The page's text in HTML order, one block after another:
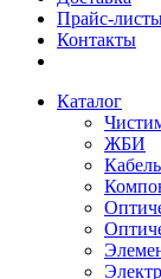
Прайс-
Контакты
Каталог
ЖБИ